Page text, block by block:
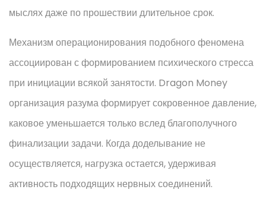
мыслях даже по прошествии длительное срок.
Механизм операционирования подобного феномена
ассоциирован с формированием психического стресса
при инициации всякой занятости. Dragon Money
организация разума формирует сокровенное давление,
каковое уменьшается только вслед благополучного
финализации задачи. Когда доделывание не
осуществляется, нагрузка остается, удерживая
активность подходящих нервных соединений.